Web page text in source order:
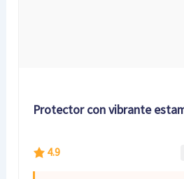
Protector con vibrante
4.9